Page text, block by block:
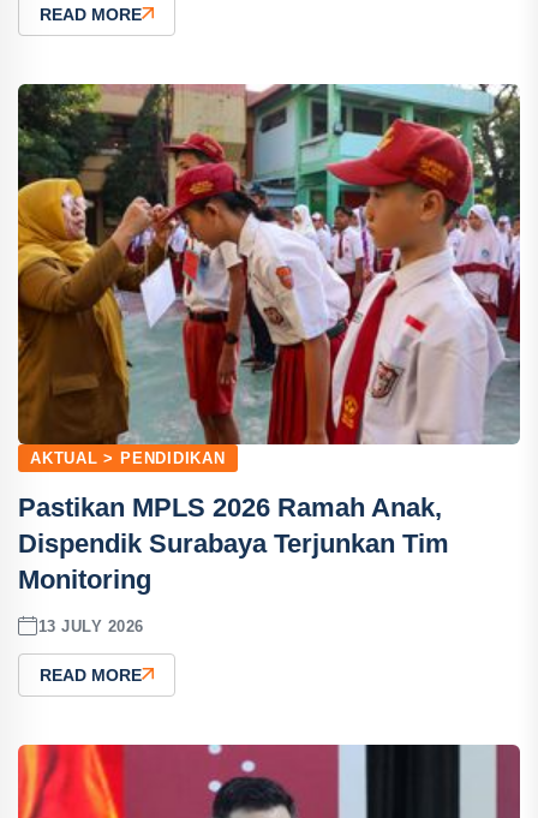
READ MORE
AKTUAL > PENDIDIKAN
Pastikan MPLS 2026 Ramah Anak,
Dispendik Surabaya Terjunkan Tim
Monitoring
13 JULY 2026
READ MORE